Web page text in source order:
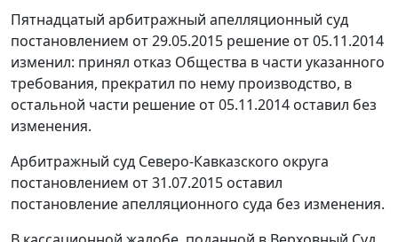
Пятнадцатый арбитражный апелляционный суд
постановлением от 29.05.2015 решение от 05.11.2014
изменил: принял отказ Общества в части указанного
требования, прекратил по нему производство, в
остальной части решение от 05.11.2014 оставил без
изменения.
Арбитражный суд Северо-Кавказского округа
постановлением от 31.07.2015 оставил
постановлениеапелляционного суда без изменения.